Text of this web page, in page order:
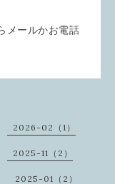
メールかお電話
2026-02（1）
2025-11（2）
2025-01（2）